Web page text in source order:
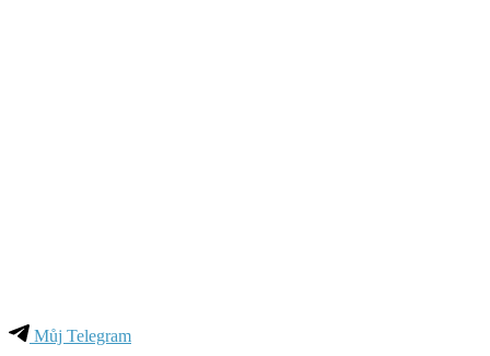
Můj Telegram